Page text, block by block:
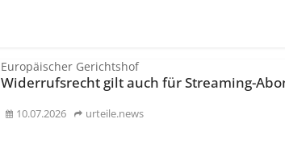
Europäischer Gerichtshof
Widerrufsrecht gilt auch für Streaming-
10.07.2026 urteile.news